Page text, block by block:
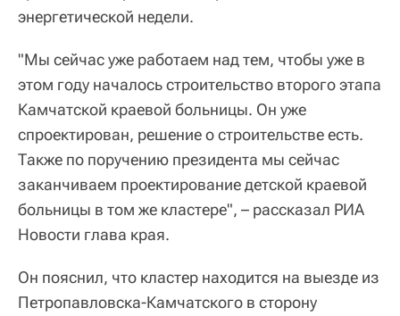
энергетической недели.
"Мы сейчас уже работаем над тем, чтобы уже в
этом году началось строительство второго этапа
Камчатской краевой больницы. Он уже
спроектирован, решение о строительстве есть.
Также по поручению президента мы сейчас
заканчиваем проектирование детской краевой
больницы в том же кластере", – рассказал РИА
Новости глава края.
Он пояснил, что кластер находится на выезде из
Петропавловска-Камчатского в сторону